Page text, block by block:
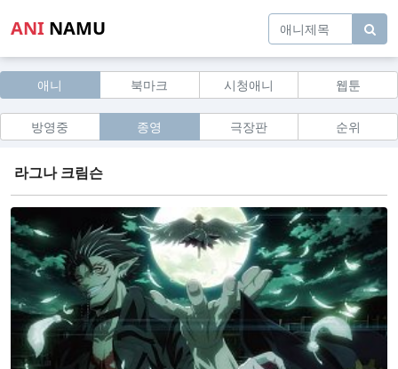
ANI NAMU
애니 북마크 시청애니 웹툰
방영중 종영 극장판 순위
라그나 크림슨